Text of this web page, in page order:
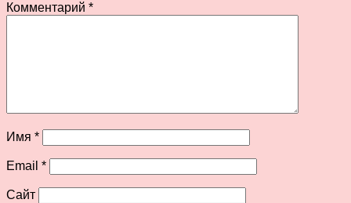
Комментарий *
Имя *
Email *
Сайт